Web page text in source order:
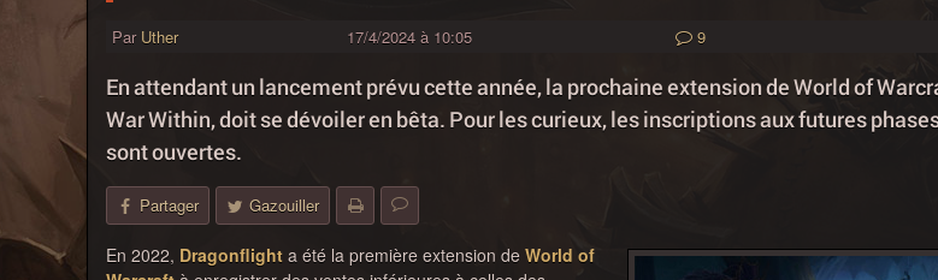
Par Uther 17/4/2024 à 10:05 9
En attendant un lancement prévu cette année, la prochaine extension de World of
War Within, doit se dévoiler en bêta. Pour les curieux, les inscriptions aux futures
sont ouvertes.
Partager Gazouiller
En 2022, Dragonflight a été la première extension de World of